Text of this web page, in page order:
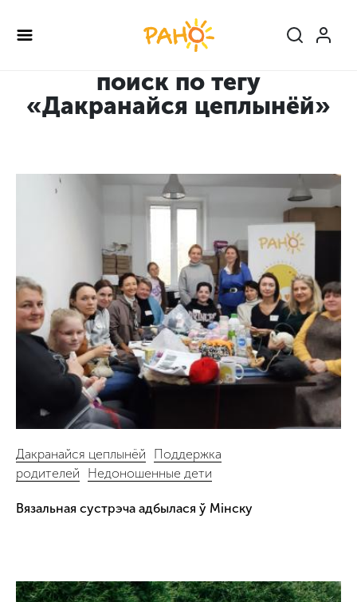
основному
содержанию
поиск по тегу
«Дакранайся цеплынёй»
Дакранайся цеплынёй
Поддержка
родителей
Недоношенные дети
Вязальная сустрэча адбылася ў Мінску